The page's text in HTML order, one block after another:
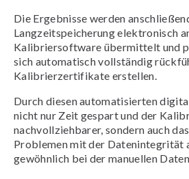
Die Ergebnisse werden
Langzeitspeicherung elektronisch
Kalibriersoftware übermittelt und
sich automatisch vollständig
Kalibrierzertifikate erstellen.
Durch diesen automatisierten
nicht nur Zeit gespart und der
nachvollziehbarer, sondern auch
Problemen mit der Datenintegrität
gewöhnlich bei der manuellen